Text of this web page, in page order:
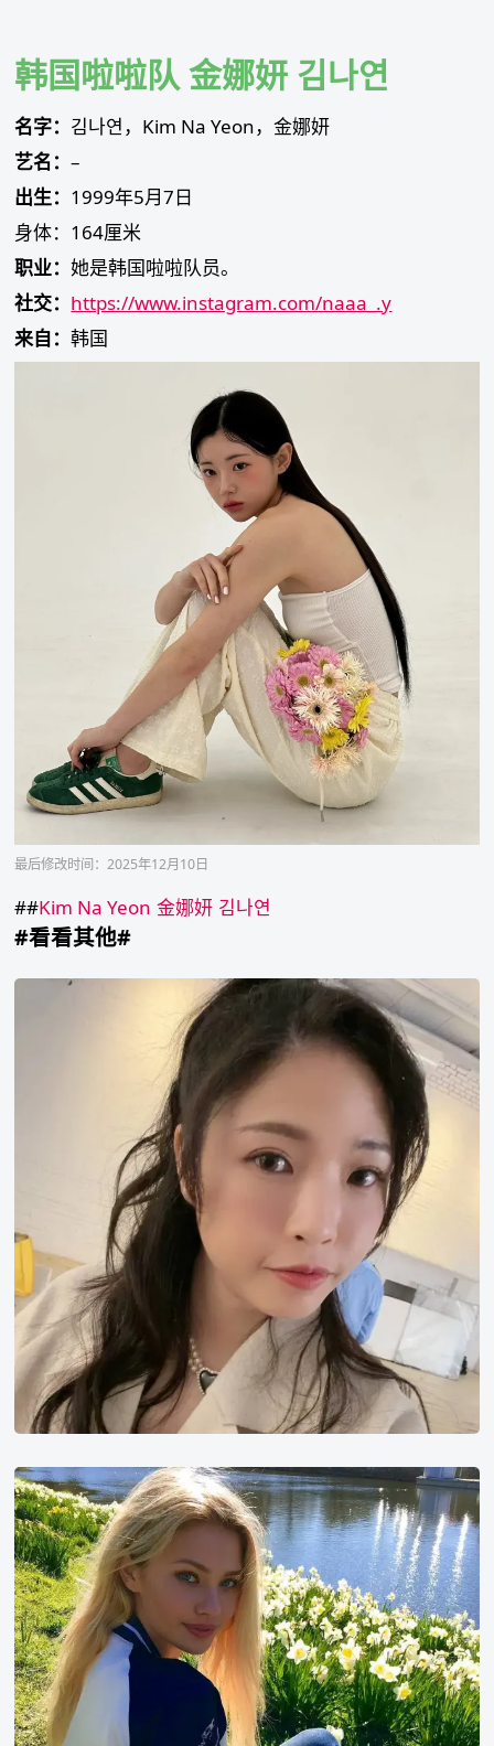
content
韩国啦啦队 金娜妍 김나연
名字： 김나연，Kim Na Yeon，金娜妍
艺名：–
出生： 1999年5月7日
身体：164厘米
职业：她是韩国啦啦队员。
社交： https://www.instagram.com/naaa_.y
来自：韩国
最后修改时间：2025年12月10日
##Kim Na Yeon 金娜妍 김나연
#看看其他#
坏
Hanna
Edwinson